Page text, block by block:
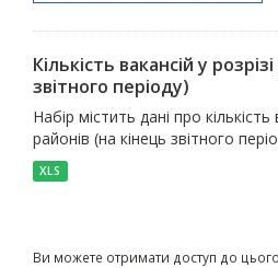
Кількість вакансій у
звітного періоду)
Набір містить дані про кількість
районів (на кінець звітного
XLS
Ви можете отримати доступ до